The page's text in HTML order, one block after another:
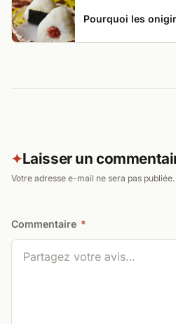
Pourquoi les
✦Laisser un
Votre adresse e-mail ne sera pas publiée.
Commentaire *